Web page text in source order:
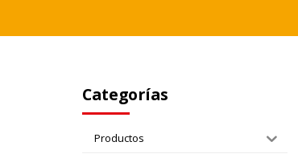
Categorías
Productos